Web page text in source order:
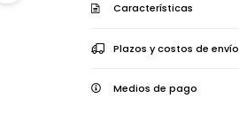
Características
Plazos y costos de envío
Medios de pago